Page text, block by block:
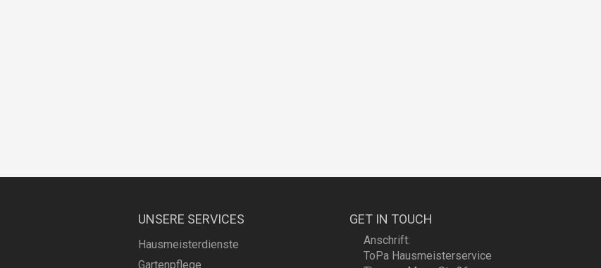
UNSERE SERVICES
Hausmeisterdienste
Gartenpflege
GET IN TOUCH
Anschrift:
ToPa Hausmeisterservice